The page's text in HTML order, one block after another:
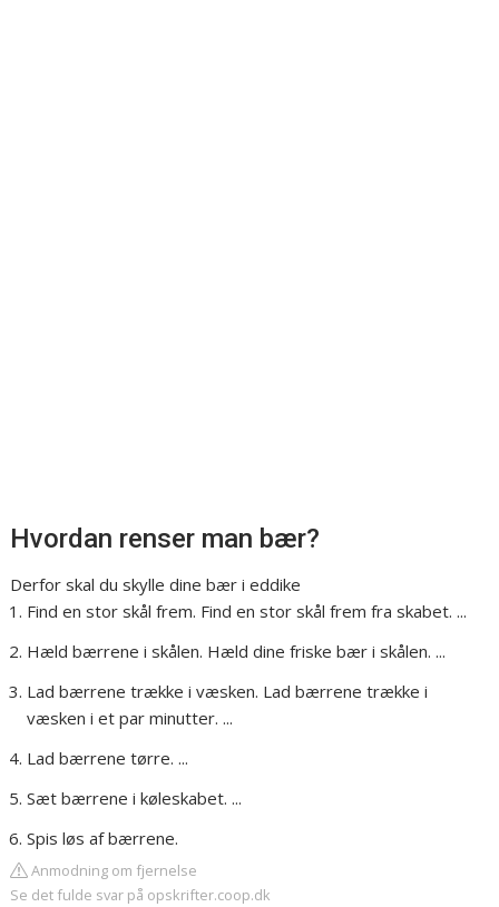
Hvordan renser man bær?
Derfor skal du skylle dine bær i eddike
Find en stor skål frem. Find en stor skål frem fra skabet. ...
Hæld bærrene i skålen. Hæld dine friske bær i skålen. ...
Lad bærrene trække i væsken. Lad bærrene trække i
væsken i et par minutter. ...
Lad bærrene tørre. ...
Sæt bærrene i køleskabet. ...
Spis løs af bærrene.
Anmodning om fjernelse
Se det fulde svar på opskrifter.coop.dk